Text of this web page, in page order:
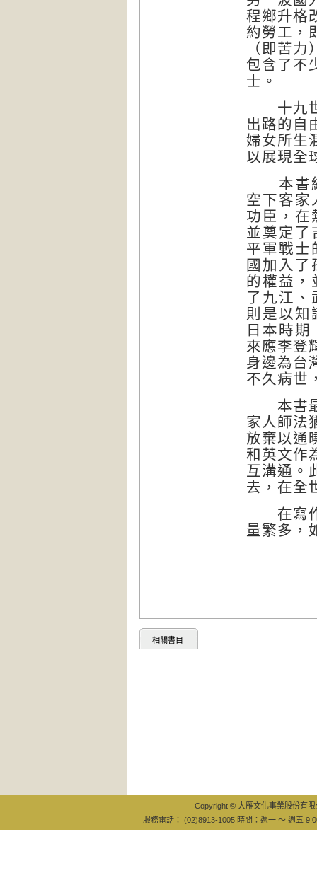
程鄉升格
約勞工，
（即苦
包含了不
士。
十九世
出路的自
婦女所生
以展現全
本書結
空下客家
功臣，在
並奠定了
平軍戰士
國加入
的權益，
了九江、
則是以知
日本時
來應李登
身邊為台
不久病世
本書最
家人師法
放棄以通
和英文作
互溝通。
去，在全
在寫作
量繁多，
相關書目
Copyright © 大雁文化事業股份有
服務電話： (02)8913-1005 時間：週一 ～ 週五